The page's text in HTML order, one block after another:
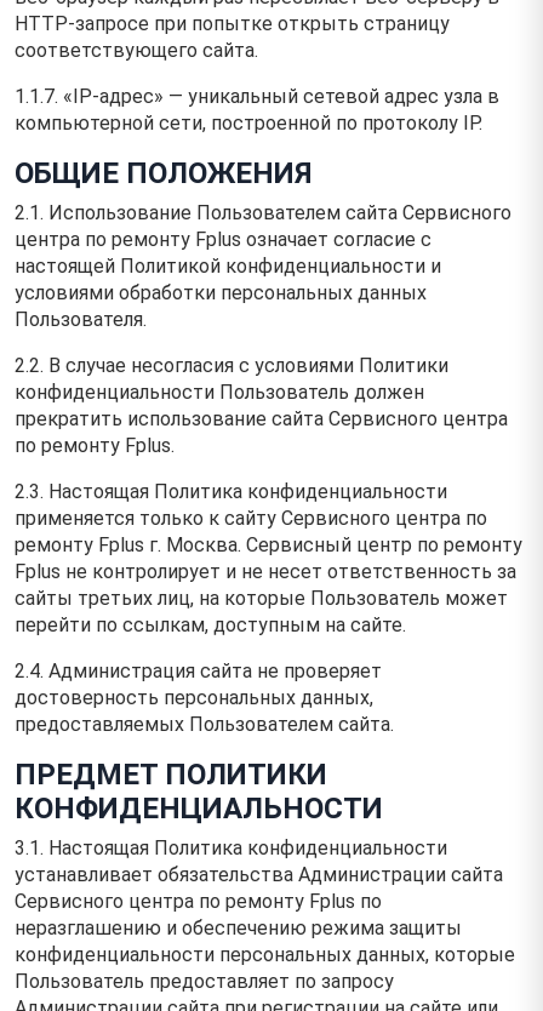
HTTP-запросе при попытке открыть страницу
соответствующего сайта.
1.1.7. «IP-адрес» — уникальный сетевой адрес узла в
компьютерной сети, построенной по протоколу IP.
ОБЩИЕ ПОЛОЖЕНИЯ
2.1. Использование Пользователем сайта Сервисного
центра по ремонту Fplus означает согласие с
настоящей Политикой конфиденциальности и
условиями обработки персональных данных
Пользователя.
2.2. В случае несогласия с условиями Политики
конфиденциальности Пользователь должен
прекратить использование сайта Сервисного центра
по ремонту Fplus.
2.3. Настоящая Политика конфиденциальности
применяется только к сайту Сервисного центра по
ремонту Fplus г. Москва. Сервисный центр по ремонту
Fplus не контролирует и не несет ответственность за
сайты третьих лиц, на которые Пользователь может
перейти по ссылкам, доступным на сайте.
2.4. Администрация сайта не проверяет
достоверность персональных данных,
предоставляемых Пользователем сайта.
ПРЕДМЕТ ПОЛИТИКИ
КОНФИДЕНЦИАЛЬНОСТИ
3.1. Настоящая Политика конфиденциальности
устанавливает обязательства Администрации сайта
Сервисного центра по ремонту Fplus по
неразглашению и обеспечению режима защиты
конфиденциальности персональных данных, которые
Пользователь предоставляет по запросу